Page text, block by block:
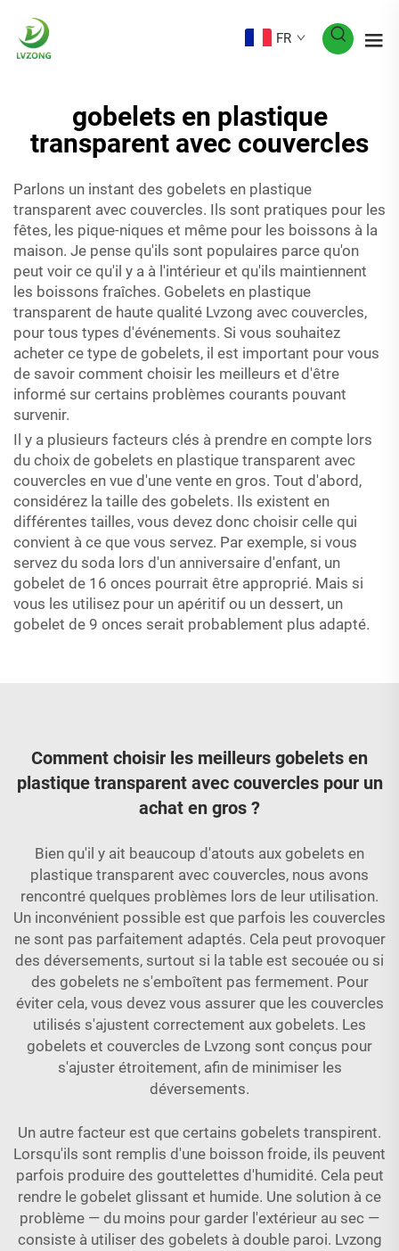
FR
gobelets en plastique
transparent avec couvercles
Parlons un instant des gobelets en plastique
transparent avec couvercles. Ils sont pratiques pour les
fêtes, les pique-niques et même pour les boissons à la
maison. Je pense qu'ils sont populaires parce qu'on
peut voir ce qu'il y a à l'intérieur et qu'ils maintiennent
les boissons fraîches. Gobelets en plastique
transparent de haute qualité Lvzong avec couvercles,
pour tous types d'événements. Si vous souhaitez
acheter ce type de gobelets, il est important pour vous
de savoir comment choisir les meilleurs et d'être
informé sur certains problèmes courants pouvant
survenir.
Il y a plusieurs facteurs clés à prendre en compte lors
du choix de gobelets en plastique transparent avec
couvercles en vue d'une vente en gros. Tout d'abord,
considérez la taille des gobelets. Ils existent en
différentes tailles, vous devez donc choisir celle qui
convient à ce que vous servez. Par exemple, si vous
servez du soda lors d'un anniversaire d'enfant, un
gobelet de 16 onces pourrait être approprié. Mais si
vous les utilisez pour un apéritif ou un dessert, un
gobelet de 9 onces serait probablement plus adapté.
Comment choisir les meilleurs gobelets en
plastique transparent avec couvercles pour un
achat en gros ?
Bien qu'il y ait beaucoup d'atouts aux gobelets en
plastique transparent avec couvercles, nous avons
rencontré quelques problèmes lors de leur utilisation.
Un inconvénient possible est que parfois les couvercles
ne sont pas parfaitement adaptés. Cela peut provoquer
des déversements, surtout si la table est secouée ou si
des gobelets ne s'emboîtent pas fermement. Pour
éviter cela, vous devez vous assurer que les couvercles
utilisés s'ajustent correctement aux gobelets. Les
gobelets et couvercles de Lvzong sont conçus pour
s'ajuster étroitement, afin de minimiser les
déversements.
Un autre facteur est que certains gobelets transpirent.
Lorsqu'ils sont remplis d'une boisson froide, ils peuvent
parfois produire des gouttelettes d'humidité. Cela peut
rendre le gobelet glissant et humide. Une solution à ce
problème — du moins pour garder l'extérieur au sec —
consiste à utiliser des gobelets à double paroi. Lvzong